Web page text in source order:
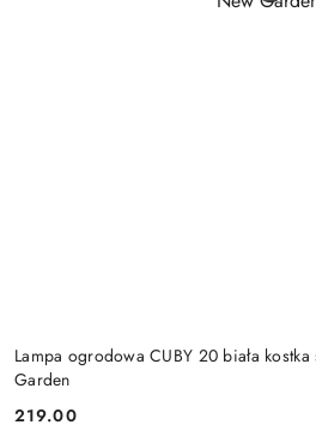
Lampa ogrodowa CUBY 20 biała
Garden
219.00